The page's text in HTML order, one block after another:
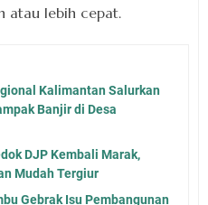
atau lebih cepat.
Kalimantan Salurkan
Banjir di Desa
DJP Kembali Marak,
Mudah Tergiur
Gebrak Isu Pembangunan